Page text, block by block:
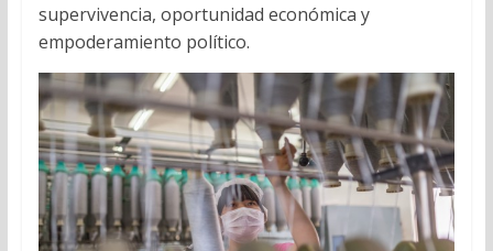
supervivencia, oportunidad económica y
empoderamiento político.